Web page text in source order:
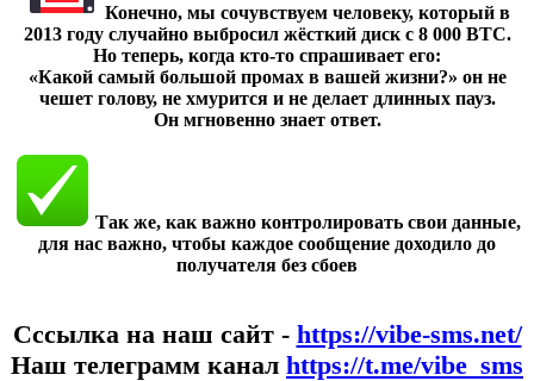
Конечно, мы сочувствуем человеку, который в
2013 году случайно выбросил жёсткий диск с 8 000 BTC.
Но теперь, когда кто-то спрашивает его:
«Какой самый большой промах в вашей жизни?» он не
чешет голову, не хмурится и не делает длинных пауз.
Он мгновенно знает ответ.
Так же, как важно контролировать свои данные,
для нас важно, чтобы каждое сообщение доходило до
получателя без сбоев
Сссылка на наш сайт - https://vibe-sms.net/
Наш телеграмм канал https://t.me/vibe_sms